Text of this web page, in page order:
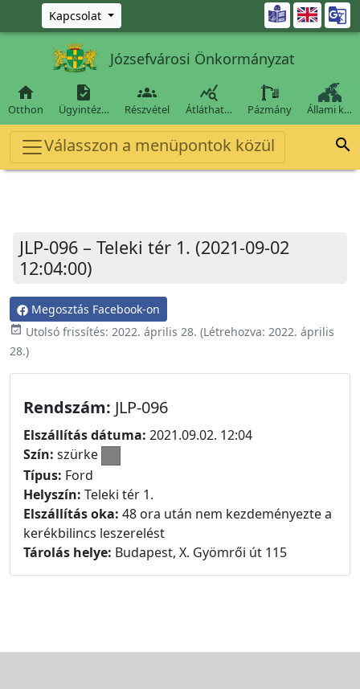
Ugrás a fő tartalomra
Kapcsolat 
Józsefvárosi Önkormányzat

Otthon

Ügyintéz…

Részvétel

Átláthat… Pázmány Állami k…
Válasszon a menüpontok közül 
JLP-096 – Teleki tér 1. (2021-09-02
12:04:00)
Megosztás Facebook-on
event_available Utolsó frissítés: 2022. április 28. (Létrehozva: 2022. április
28.)
Rendszám: JLP-096
Elszállítás dátuma: 2021.09.02. 12:04
Szín: szürke
Típus: Ford
Helyszín: Teleki tér 1.
Elszállítás oka: 48 ora után nem kezdeményezte a
kerékbilincs leszerelést
Tárolás helye: Budapest, X. Gyömrői út 115